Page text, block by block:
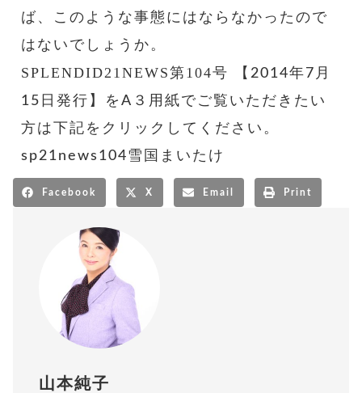
ば、このような事態にはならなかったので
はないでしょうか。
SPLENDID21NEWS第104号
【2014年7月
15日発行】をA３用紙でご覧いただきたい
方は下記をクリックしてください。
sp21news104雪国まいたけ
Facebook X Email Print
山本純子